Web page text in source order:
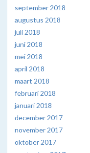
september 2018
augustus 2018
juli 2018
juni 2018
mei 2018
april 2018
maart 2018
februari 2018
januari 2018
december 2017
november 2017
oktober 2017